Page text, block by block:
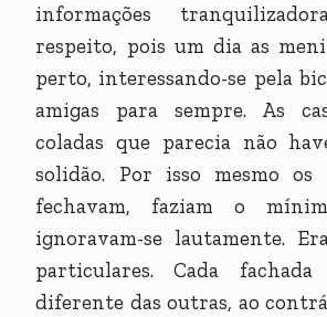
informações
respeito, pois um dia as
perto, interessando-se pela
amigas para sempre. As
coladas que parecia não
solidão. Por isso mesmo os
fechavam, faziam o
ignoravam-se lautamente.
particulares. Cada
diferente das outras, ao